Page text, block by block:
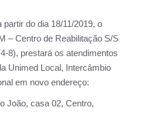
partir do dia 18/11/2019, o
– Centro de Reabilitação S/S
8), prestará os atendimentos
Unimed Local, Intercâmbio
em novo endereço:
João, casa 02, Centro,